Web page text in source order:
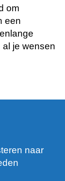
om
een
je wensen
naar